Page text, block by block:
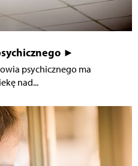
►
psychicznego ma
nad...